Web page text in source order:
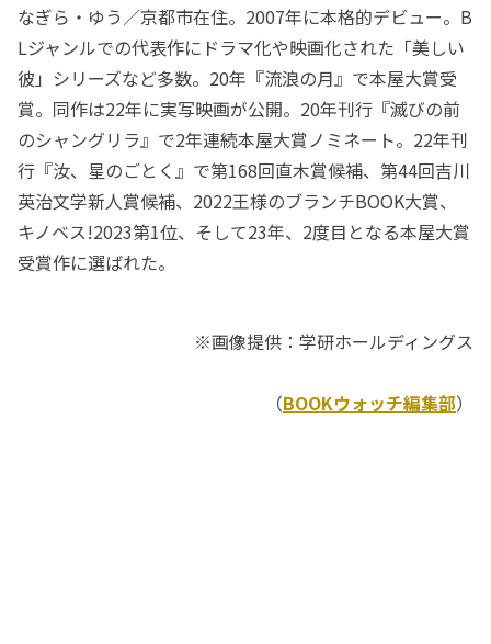
なぎら・ゆう／京都市在住。2007年に本格的デビュー。B
Lジャンルでの代表作にドラマ化や映画化された「美しい
彼」シリーズなど多数。20年『流浪の月』で本屋大賞受
賞。同作は22年に実写映画が公開。20年刊行『滅びの前
のシャングリラ』で2年連続本屋大賞ノミネート。22年刊
行『汝、星のごとく』で第168回直木賞候補、第44回吉川
英治文学新人賞候補、2022王様のブランチBOOK大賞、
キノベス!2023第1位、そして23年、2度目となる本屋大賞
受賞作に選ばれた。
※画像提供：学研ホールディングス
（BOOKウォッチ編集部）